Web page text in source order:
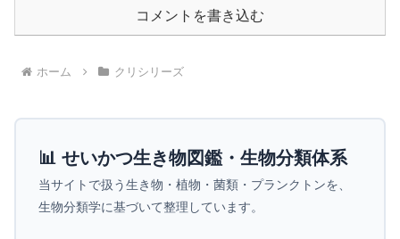
コメントを書き込む
ホーム クリシリーズ
📊 せいかつ生き物図鑑・生物分類体系
当サイトで扱う生き物・植物・菌類・プランクトンを、
生物分類学に基づいて整理しています。